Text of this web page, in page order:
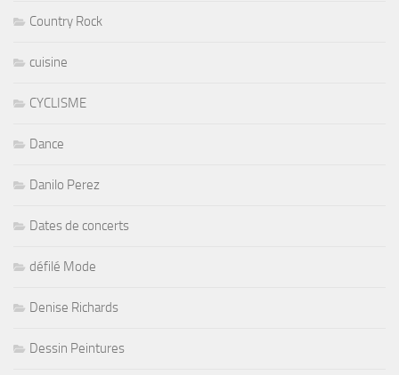
Country Rock
cuisine
CYCLISME
Dance
Danilo Perez
Dates de concerts
défilé Mode
Denise Richards
Dessin Peintures